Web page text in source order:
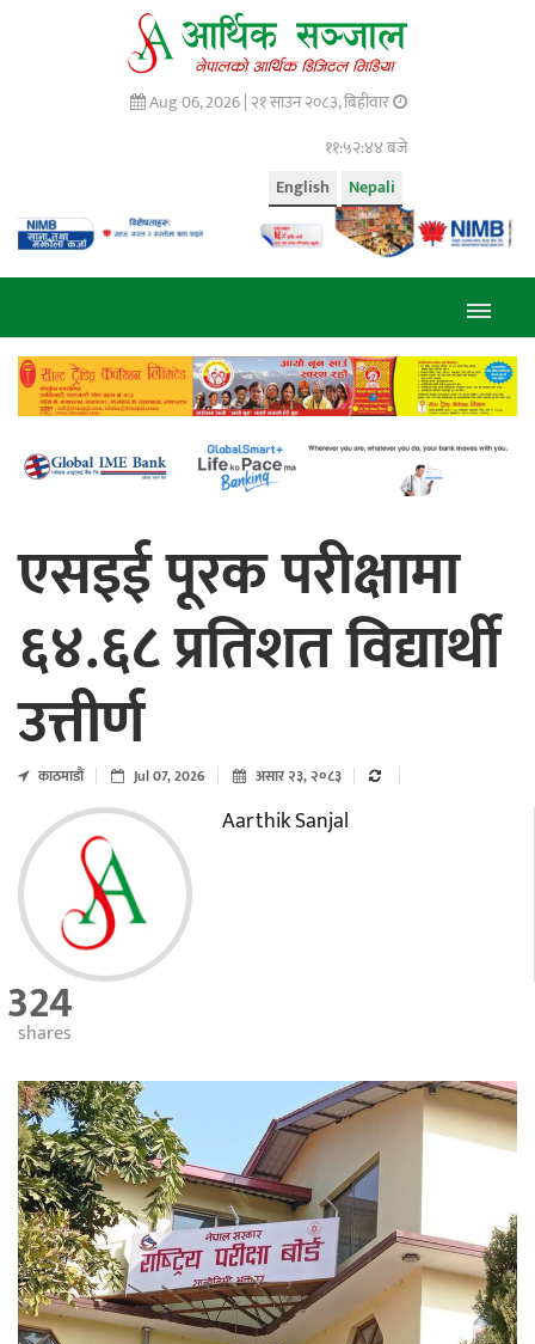
Aug 06, 2026 | २१ साउन २०८३, बिहीवार
११:५२:४५ बजे
Nepali
English
एसइई पूरक परीक्षामा
६४.६८ प्रतिशत विद्यार्थी
उत्तीर्ण
काठमाडाैं Jul 07, 2026 असार २३, २०८३
Aarthik Sanjal
324
shares